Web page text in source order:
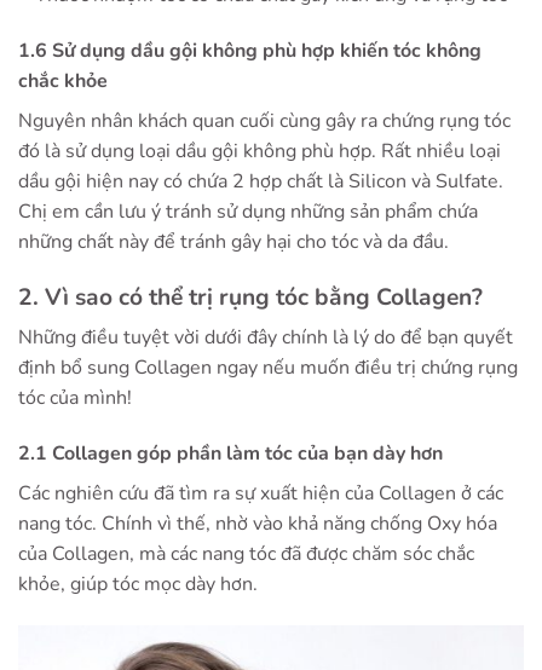
1.6 Sử dụng dầu gội không phù hợp khiến tóc không
chắc khỏe
Nguyên nhân khách quan cuối cùng gây ra chứng rụng tóc
đó là sử dụng loại dầu gội không phù hợp. Rất nhiều loại
dầu gội hiện nay có chứa 2 hợp chất là Silicon và Sulfate.
Chị em cần lưu ý tránh sử dụng những sản phẩm chứa
những chất này để tránh gây hại cho tóc và da đầu.
2. Vì sao có thể trị rụng tóc bằng Collagen?
Những điều tuyệt vời dưới đây chính là lý do để bạn quyết
định bổ sung Collagen ngay nếu muốn điều trị chứng rụng
tóc của mình!
2.1 Collagen góp phần làm tóc của bạn dày hơn
Các nghiên cứu đã tìm ra sự xuất hiện của Collagen ở các
nang tóc. Chính vì thế, nhờ vào khả năng chống Oxy hóa
của Collagen, mà các nang tóc đã được chăm sóc chắc
khỏe, giúp tóc mọc dày hơn.